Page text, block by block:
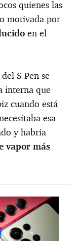
quienes las
motivada por
en el
S Pen se
interna que
cuando está
esa
y habría
vapor más